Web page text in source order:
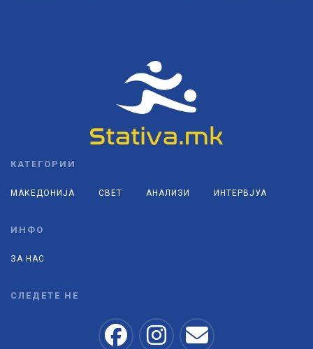
КАТЕГОРИИ
МАКЕДОНИЈА СВЕТ АНАЛИЗИ ИНТЕРВЈУА
ИНФО
ЗА НАС
СЛЕДЕТЕ НЕ